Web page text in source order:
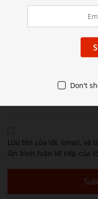
Lưu tên của tôi, email, và
lần bình luận kế tiếp của
Don't